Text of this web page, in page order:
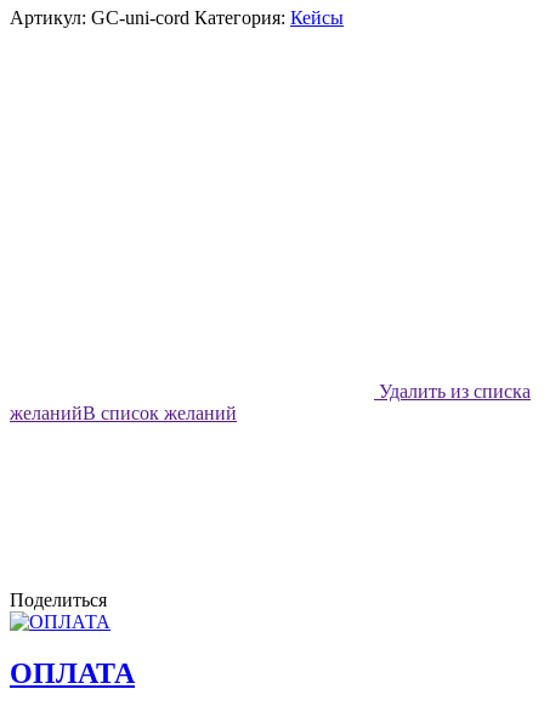
Артикул: GC-uni-cord Категория: Кейсы
Удалить из списка
желанийВ список желаний
Поделиться
ОПЛАТА